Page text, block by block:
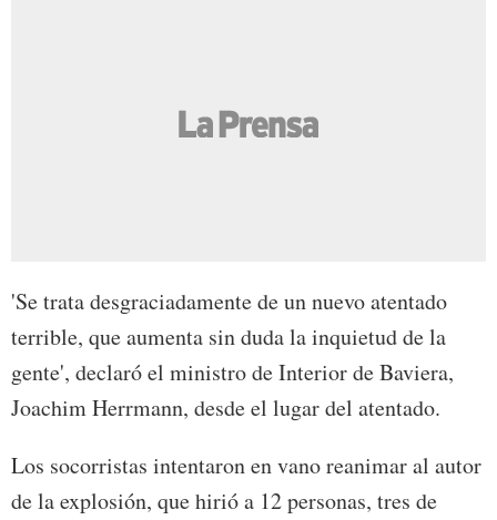
'Se trata desgraciadamente de un nuevo atentado
terrible, que aumenta sin duda la inquietud de la
gente', declaró el ministro de Interior de Baviera,
Joachim Herrmann, desde el lugar del atentado.
Los socorristas intentaron en vano reanimar al autor
de la explosión, que hirió a 12 personas, tres de